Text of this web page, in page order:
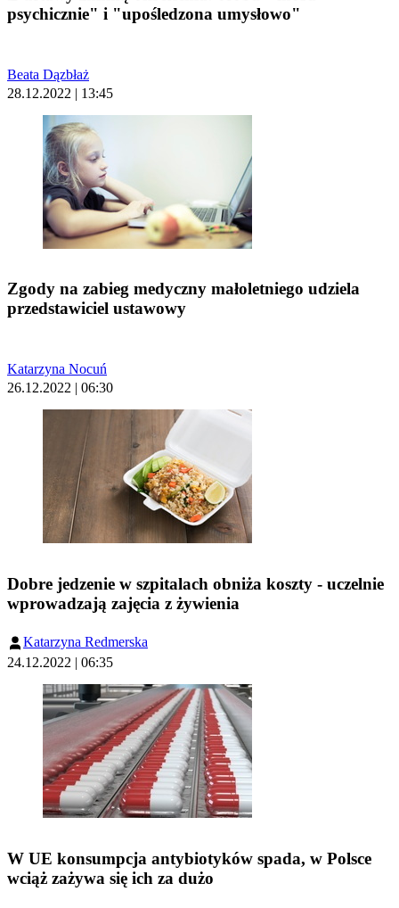
psychicznie" i "upośledzona umysłowo"
Beata Dązbłaż
28.12.2022 | 13:45
Zgody na zabieg medyczny małoletniego udziela
przedstawiciel ustawowy
Katarzyna Nocuń
26.12.2022 | 06:30
Dobre jedzenie w szpitalach obniża koszty - uczelnie
wprowadzają zajęcia z żywienia
Katarzyna Redmerska
24.12.2022 | 06:35
W UE konsumpcja antybiotyków spada, w Polsce
wciąż zażywa się ich za dużo